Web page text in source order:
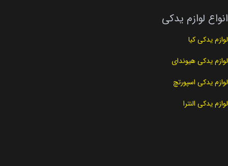
انواع لوازم یدکی
لوازم یدکی کیا
لوازم یدکی هیوندای
لوازم یدکی اسپورتچ
لوازم یدکی النترا